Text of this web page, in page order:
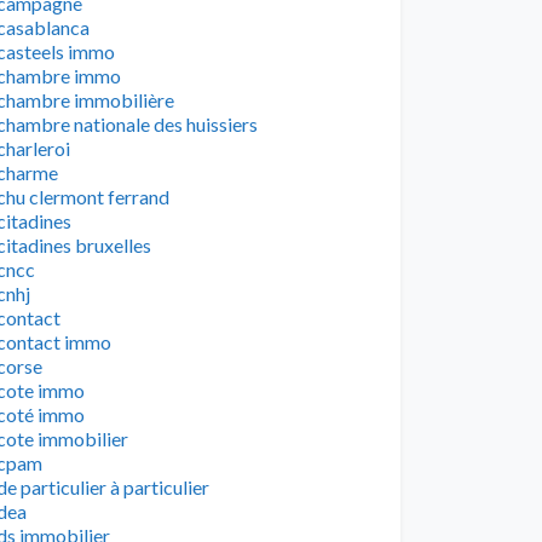
immo
immo
immobilière
nationale des huissiers
clermont ferrand
bruxelles
immo
immo
immo
immobilier
particulier à particulier
immobilier